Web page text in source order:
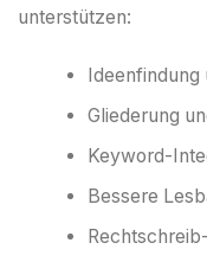
unterstützen:
Gliederung
Keyword-
Bessere